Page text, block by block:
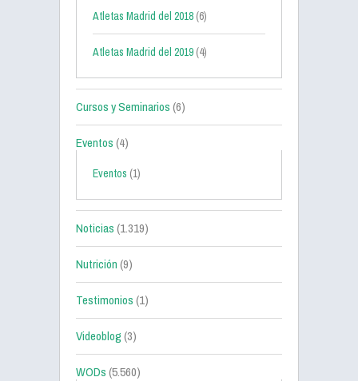
Atletas Madrid del 2018 (6)
Atletas Madrid del 2019 (4)
Cursos y Seminarios(6)
Eventos(4)
Eventos (1)
Noticias(1.319)
Nutrición(9)
Testimonios(1)
Videoblog(3)
WODs(5.560)